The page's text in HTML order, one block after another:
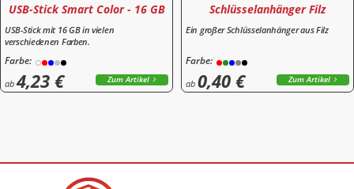
USB-Stick Smart Color - 16 GB
USB-Stick mit 16 GB in vielen
verschiedenen Farben.
Farbe:
ab4,23 € Zum Artikel
Schlüsselanhänger Filz
Ein großer Schlüsselanhänger aus Filz
Farbe:
ab 0,40 € Zum Artikel